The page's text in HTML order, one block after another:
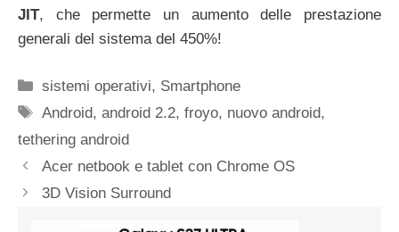
JIT, che permette un aumento delle prestazione
generali del sistema del 450%!
Categorie
sistemi operativi, Smartphone
Tag
Android,android 2.2,froyo, nuovo android,
tethering android
Acer netbook e tablet con Chrome OS
3D Vision Surround